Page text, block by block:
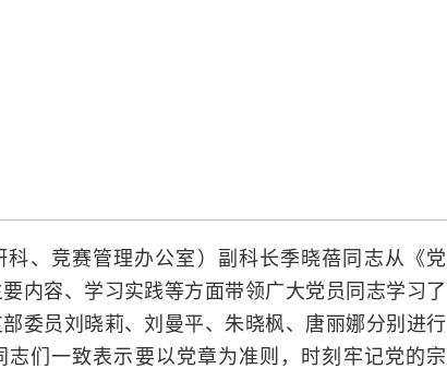
、竞赛管理办公室）副科长季晓蓓同志从《党
内容、学习实践等方面带领广大党员同志学习了
部委员刘晓莉、刘曼平、朱晓枫、唐丽娜分别进行
志们一致表示要以党章为准则，时刻牢记党的宗